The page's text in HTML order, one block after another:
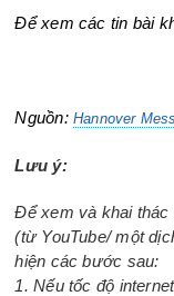
Để xem các tin bài
Nguồn:Hannover
Lưu ý:
Để xem và khai thác
(từ YouTube/ một
hiện các bước sau:
1. Nếu tốc độ